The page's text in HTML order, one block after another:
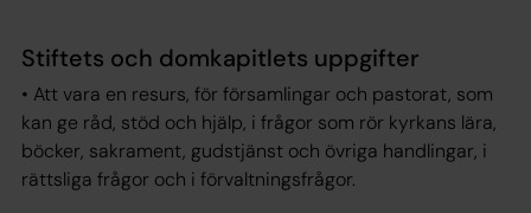
Stiftets och domkapitlets uppgifter
• Att vara en resurs, för församlingar och pastorat, som
kan ge råd, stöd och hjälp, i frågor som rör kyrkans lära,
böcker, sakrament, gudstjänst och övriga handlingar, i
rättsliga frågor och i förvaltningsfrågor.